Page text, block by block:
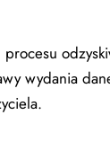
wydania